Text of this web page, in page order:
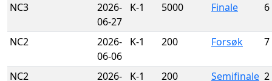
NC3
2026-
06-27
K-1 5000 Finale 6
NC2
2026-
06-06
K-1 200 Forsøk 7
NC2
2026-
K-1 200 Semifinale 2